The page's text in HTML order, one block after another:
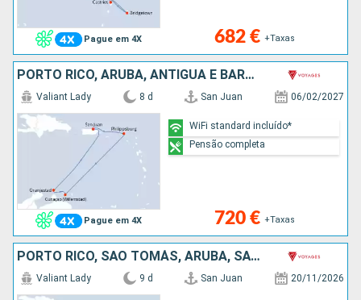
Pague em 4X 682 € +Taxas
PORTO RICO, ARUBA, ANTÍGUA E BARBUDA, SÃO MARTINHO
Pague em 4X
Valiant Lady 8 d San Juan 06/02/2027
720 € +Taxas
WiFi standard incluído*
Pensão completa
PORTO RICO, SÃO TOMÁS, ARUBA, SÃO MARTINHO
Valiant Lady 9 d San Juan 20/11/2026